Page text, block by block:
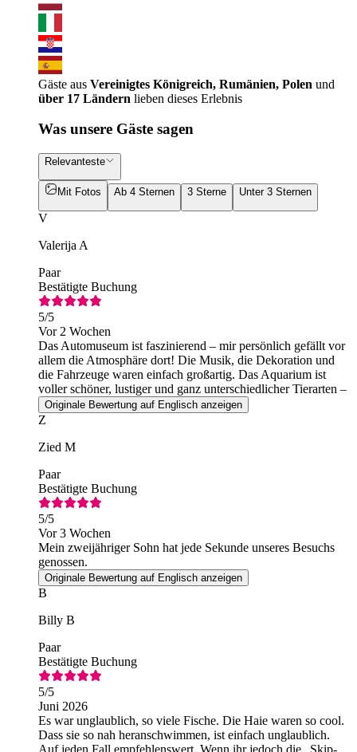
Gäste aus Vereinigtes Königreich, Rumänien, Polen und
über 17 Ländern lieben dieses Erlebnis
Was unsere Gäste sagen
Relevanteste
Mit Fotos Ab 4 Sternen 3 Sterne Unter 3 Sternen
V
Valerija A
Paar
Bestätigte Buchung
5/5
Vor 2 Wochen
Das Automuseum ist faszinierend – mir persönlich gefällt vor
allem die Atmosphäre dort! Die Musik, die Dekoration und
die Fahrzeuge waren einfach großartig. Das Aquarium ist
voller schöner, lustiger und ganz unterschiedlicher Tierarten –
ein tolles Erlebnis!
Originale Bewertung auf Englisch anzeigen
Z
Zied M
Paar
Bestätigte Buchung
5/5
Vor 3 Wochen
Mein zweijähriger Sohn hat jede Sekunde unseres Besuchs
genossen.
Originale Bewertung auf Englisch anzeigen
B
Billy B
Paar
Bestätigte Buchung
5/5
Juni 2026
Es war unglaublich, so viele Fische. Die Haie waren so cool.
Dass sie so nah heranschwimmen, ist einfach unglaublich.
Auf jeden Fall empfehlenswert. Wenn ihr jedoch die „Skip-